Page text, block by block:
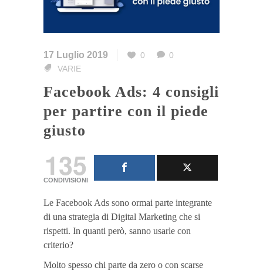
17 Luglio 2019 0
0
VARIE
Facebook Ads: 4 consigli
per partire con il piede
giusto
135
CONDIVISIONI
Le Facebook Ads sono ormai parte integrante
di una strategia di Digital Marketing che si
rispetti. In quanti però, sanno usarle con
criterio?
Molto spesso chi parte da zero o con scarse